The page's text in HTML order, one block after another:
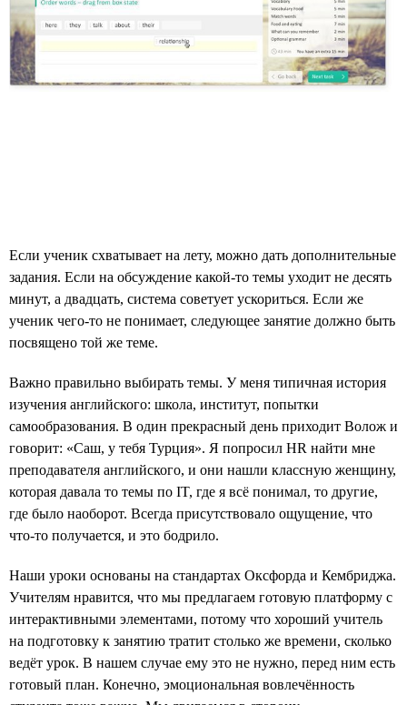
Если ученик схватывает на лету, можно дать дополнительные
задания. Если на обсуждение какой-то темы уходит не десять
минут, а двадцать, система советует ускориться. Если же
ученик чего-то не понимает, следующее занятие должно быть
посвящено той же теме.
Важно правильно выбирать темы. У меня типичная история
изучения английского: школа, институт, попытки
самообразования. В один прекрасный день приходит Волож и
говорит: «Саш, у тебя Турция». Я попросил HR найти мне
преподавателя английского, и они нашли классную женщину,
которая давала то темы по IT, где я всё понимал, то другие,
где было наоборот. Всегда присутствовало ощущение, что
что-то получается, и это бодрило.
Наши уроки основаны на стандартах Оксфорда и Кембриджа.
Учителям нравится, что мы предлагаем готовую платформу с
интерактивными элементами, потому что хороший учитель
на подготовку к занятию тратит столько же времени, сколько
ведёт урок. В нашем случае ему это не нужно, перед ним есть
готовый план. Конечно, эмоциональная вовлечённость